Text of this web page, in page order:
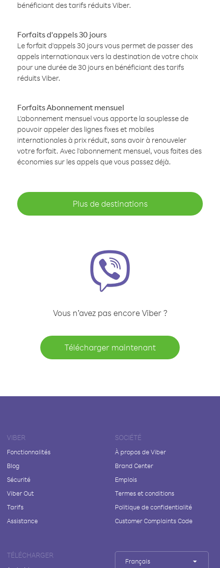
bénéficiant des tarifs réduits Viber.
Forfaits d'appels 30 jours
Le forfait d'appels 30 jours vous permet de passer des
appels internationaux vers la destination de votre choix
pour une durée de 30 jours en bénéficiant des tarifs
réduits Viber.
Forfaits Abonnement mensuel
L'abonnement mensuel vous apporte la souplesse de
pouvoir appeler des lignes fixes et mobiles
internationales à prix réduit, sans avoir à renouveler
votre forfait. Avec l'abonnement mensuel, vous faites des
économies sur les appels que vous passez déjà.
Plus de destinations
Vous n’avez pas encore Viber ?
Télécharger maintenant
VIBER
Fonctionnalités
Blog
Sécurité
Viber Out
Tarifs
Assistance
SOCIÉTÉ
À propos de Viber
Brand Center
Emplois
Termes et conditions
Politique de confidentialité
Customer Complaints Code
TÉLÉCHARGER
Français